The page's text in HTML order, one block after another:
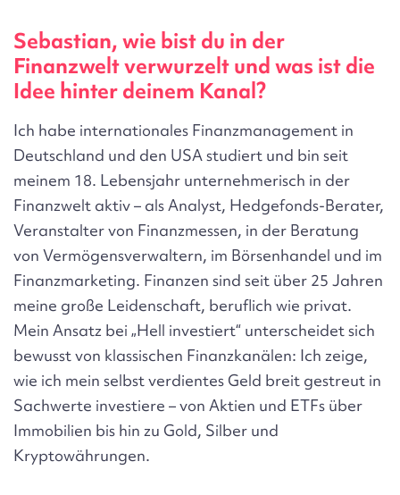
Sebastian, wie bist du in der
Finanzwelt verwurzelt und was ist die
Idee hinter deinem Kanal?
Ich habe internationales Finanzmanagement in
Deutschland und den USA studiert und bin seit
meinem 18. Lebensjahr unternehmerisch in der
Finanzwelt aktiv – als Analyst, Hedgefonds-Berater,
Veranstalter von Finanzmessen, in der Beratung
von Vermögensverwaltern, im Börsenhandel und im
Finanzmarketing. Finanzen sind seit über 25 Jahren
meine große Leidenschaft, beruflich wie privat.
Mein Ansatz bei „Hell investiert“ unterscheidet sich
bewusst von klassischen Finanzkanälen: Ich zeige,
wie ich mein selbst verdientes Geld breit gestreut in
Sachwerte investiere – von Aktien und ETFs über
Immobilien bis hin zu Gold, Silber und
Kryptowährungen.